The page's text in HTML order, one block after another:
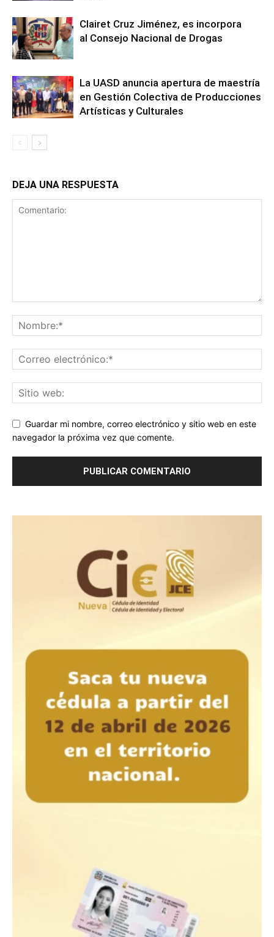
Clairet Cruz Jiménez, es incorpora
al Consejo Nacional de Drogas
La UASD anuncia apertura de maestría
en Gestión Colectiva de Producciones
Artísticas y Culturales
DEJA UNA RESPUESTA
Guardar mi nombre, correo electrónico y sitio web en este
navegador la próxima vez que comente.